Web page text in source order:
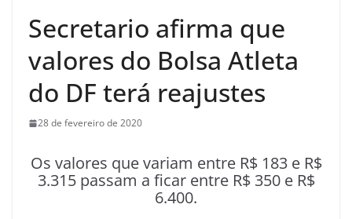
Secretario afirma que
valores do Bolsa Atleta
do DF terá reajustes
28 de fevereiro de 2020
Os valores que variam entre R$ 183 e R$
3.315 passam a ficar entre R$ 350 e R$
6.400.